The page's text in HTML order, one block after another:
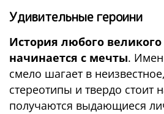
Удивительные героини
История любого
начинается с мечты.
смело шагает в
стереотипы и твердо стоит
получаются выдающиеся